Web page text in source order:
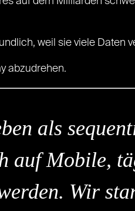
weil sie viele Daten
abzudrehen.
als
auf Mobile,
Wir